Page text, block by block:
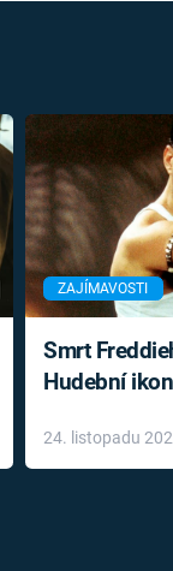
ZAJÍMAVOSTI
Smrt
Hudební
léky
24. listopadu